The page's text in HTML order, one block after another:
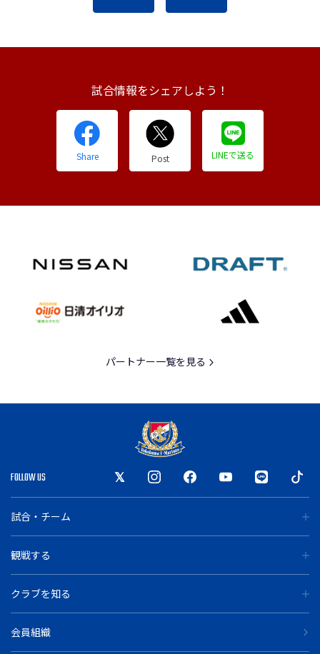
試合情報をシェアしよう！
Share Post LINEで送る
パートナー一覧を見る
FOLLOW US
試合・チーム
観戦する
クラブを知る
会員組織